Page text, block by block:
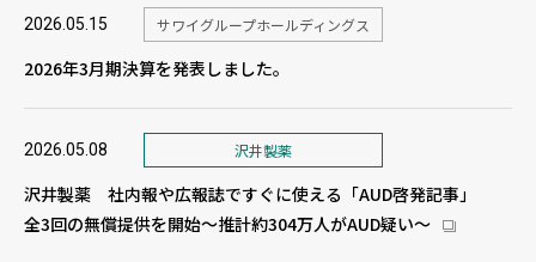
2026.05.15 サワイグループホールディングス
2026年3月期決算を発表しました。
2026.05.08 沢井製薬
沢井製薬 社内報や広報誌ですぐに使える「AUD啓発記事」
全3回の無償提供を開始〜推計約304万人がAUD疑い〜 新しいウィ